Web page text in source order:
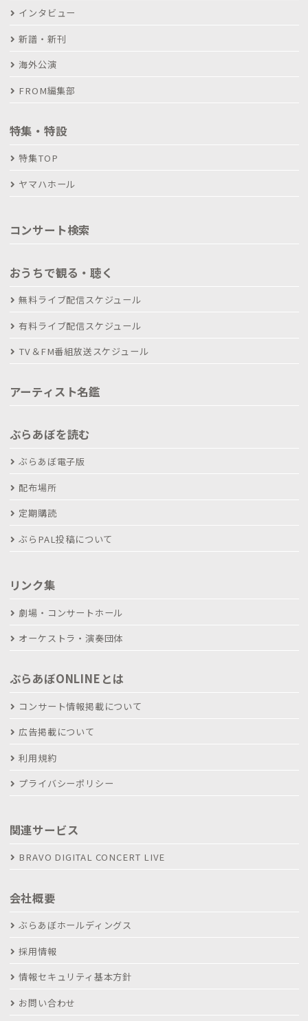
インタビュー
新譜・新刊
海外公演
FROM編集部
特集・特設
特集TOP
ヤマハホール
コンサート検索
おうちで観る・聴く
無料ライブ配信スケジュール
有料ライブ配信スケジュール
TV＆FM番組放送スケジュール
アーティスト名鑑
ぶらあぼを読む
ぶらあぼ電子版
配布場所
定期購読
ぶらPAL投稿について
リンク集
劇場・コンサートホール
オーケストラ・演奏団体
ぶらあぼONLINEとは
コンサート情報掲載について
広告掲載について
利用規約
プライバシーポリシー
関連サービス
BRAVO DIGITAL CONCERT LIVE
会社概要
ぶらあぼホールディングス
採用情報
情報セキュリティ基本方針
お問い合わせ